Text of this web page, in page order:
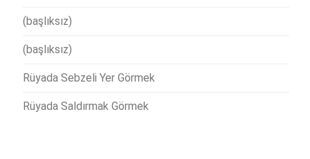
(başlıksız)
(başlıksız)
Rüyada Sebzeli Yer Görmek
Rüyada Saldırmak Görmek